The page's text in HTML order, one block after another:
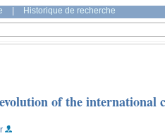
Historique de recherche
of the international